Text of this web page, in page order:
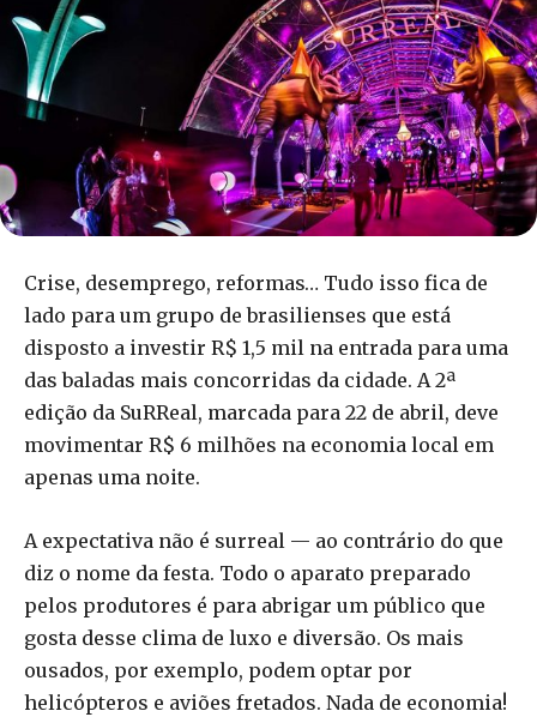
Crise, desemprego, reformas… Tudo isso fica de
lado para um grupo de brasilienses que está
disposto a investir R$ 1,5 mil na entrada para uma
das baladas mais concorridas da cidade. A 2ª
edição da SuRReal, marcada para 22 de abril, deve
movimentar R$ 6 milhões na economia local em
apenas uma noite.
A expectativa não é surreal — ao contrário do que
diz o nome da festa. Todo o aparato preparado
pelos produtores é para abrigar um público que
gosta desse clima de luxo e diversão. Os mais
ousados, por exemplo, podem optar por
helicópteros e aviões fretados. Nada de economia!